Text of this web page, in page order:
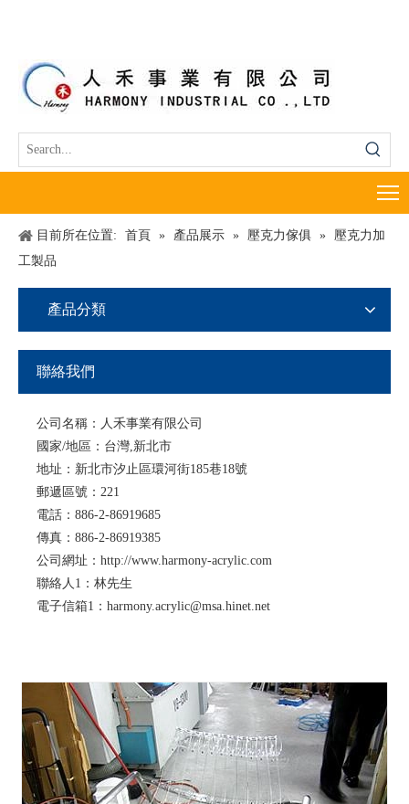
目前所在位置: 首頁 » 產品展示 » 壓克力傢俱 » 壓克力加
工製品
產品分類
聯絡我們
公司名稱：人禾事業有限公司
國家/地區：台灣,新北市
地址：新北市汐止區環河街185巷18號
郵遞區號：221
電話：886-2-86919685
傳真：886-2-86919385
公司網址：http://www.harmony-acrylic.com
聯絡人1：林先生
電子信箱1：harmony.acrylic@msa.hinet.net